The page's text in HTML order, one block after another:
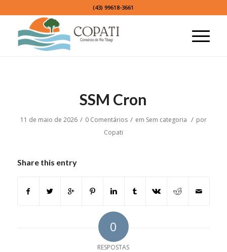
(43) 99618-3661
SSM Cron
11 de maio de 2026 / 0 Comentários / em Sem categoria / por
Copati
Share this entry
0
RESPOSTAS